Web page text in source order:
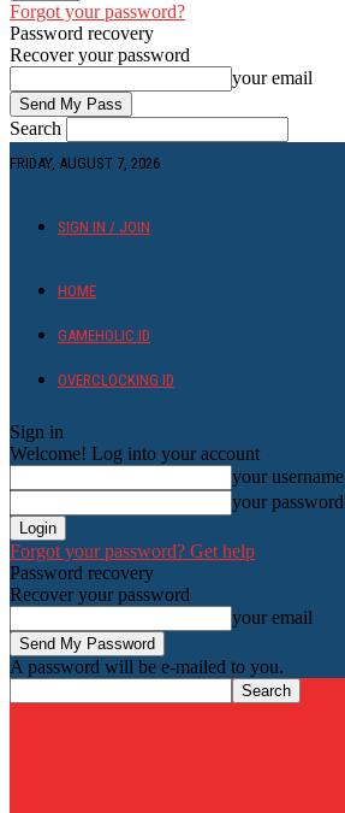
Forgot your password?
Password recovery
Recover your password
your email
Search
FRIDAY, AUGUST 7, 2026
SIGN IN / JOIN
HOME
GAMEHOLIC.ID
OVERCLOCKING ID
Sign in
Welcome! Log into your account
your username
your password
Forgot your password? Get help
Password recovery
Recover your password
your email
A password will be e-mailed to you.